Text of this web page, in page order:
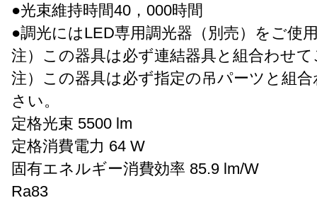
●光束維持時間40，000時間
●調光にはLED専用調光器（別売）をご使
注）この器具は必ず連結器具と組合わせ
注）この器具は必ず指定の吊パーツと組
さい。
定格光束 5500 lm
定格消費電力 64 W
固有エネルギー消費効率 85.9 lm/W
Ra83